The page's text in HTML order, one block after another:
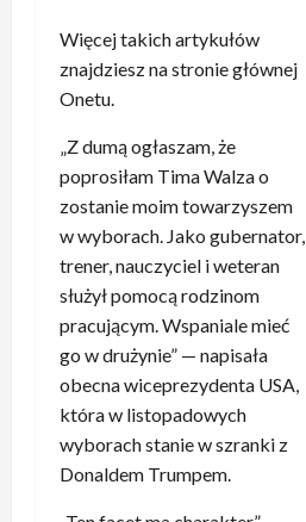
Więcej takich artykułów
znajdziesz na stronie głównej
Onetu.
„Z dumą ogłaszam, że
poprosiłam Tima Walza o
zostanie moim towarzyszem
w wyborach. Jako gubernator,
trener, nauczyciel i weteran
służył pomocą rodzinom
pracującym. Wspaniale mieć
go w drużynie” — napisała
obecna wiceprezydenta USA,
która w listopadowych
wyborach stanie w szranki z
Donaldem Trumpem.